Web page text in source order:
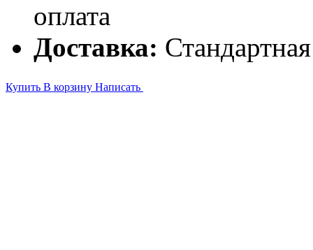
оплата
Доставка:
Купить В корзину Написать